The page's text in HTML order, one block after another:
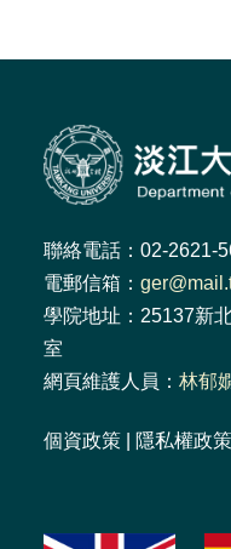
聯絡電話：02-2621-
電郵信箱：
學院地址：25137新
室
網頁維護人員： 林郁
個資政策 隱私權政策